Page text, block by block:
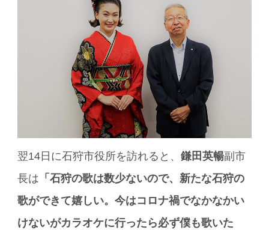
翌14日に石狩市役所を訪れると、鎌田英暢副市
長は 「石狩の歌は数少ないので、新たな石狩の
歌ができて嬉しい。今はコロナ禍でなかなかい
けないがカラオケに行ったら必ず僕も歌いた